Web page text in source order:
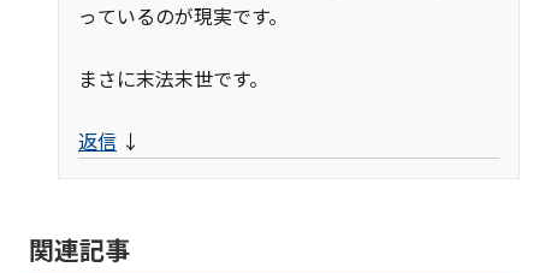
っているのが現実です。
まさに末法末世です。
返信 ↓
関連記事